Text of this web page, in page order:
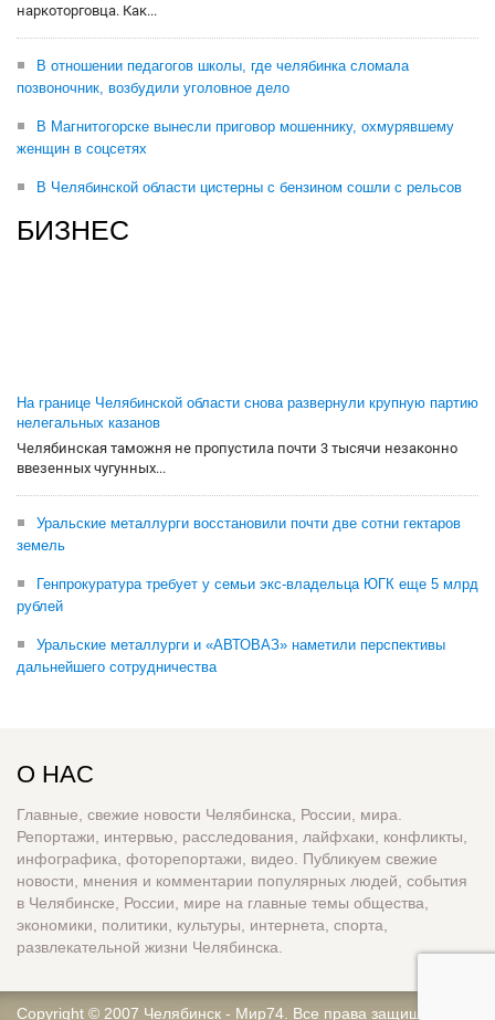
наркоторговца. Как...
В отношении педагогов школы, где челябинка сломала
позвоночник, возбудили уголовное дело
В Магнитогорске вынесли приговор мошеннику, охмурявшему
женщин в соцсетях
В Челябинской области цистерны с бензином сошли с рельсов
БИЗНЕС
На границе Челябинской области снова развернули крупную партию
нелегальных казанов
Челябинская таможня не пропустила почти 3 тысячи незаконно
ввезенных чугунных...
Уральские металлурги восстановили почти две сотни гектаров
земель
Генпрокуратура требует у семьи экс-владельца ЮГК еще 5 млрд
рублей
Уральские металлурги и «АВТОВАЗ» наметили перспективы
дальнейшего сотрудничества
О НАС
Главные, свежие новости Челябинска, России, мира.
Репортажи, интервью, расследования, лайфхаки, конфликты,
инфографика, фоторепортажи, видео. Публикуем свежие
новости, мнения и комментарии популярных людей, события
в Челябинске, России, мире на главные темы общества,
экономики, политики, культуры, интернета, спорта,
развлекательной жизни Челябинска.
Copyright © 2007 Челябинск - Мир74 . Все права защищены.